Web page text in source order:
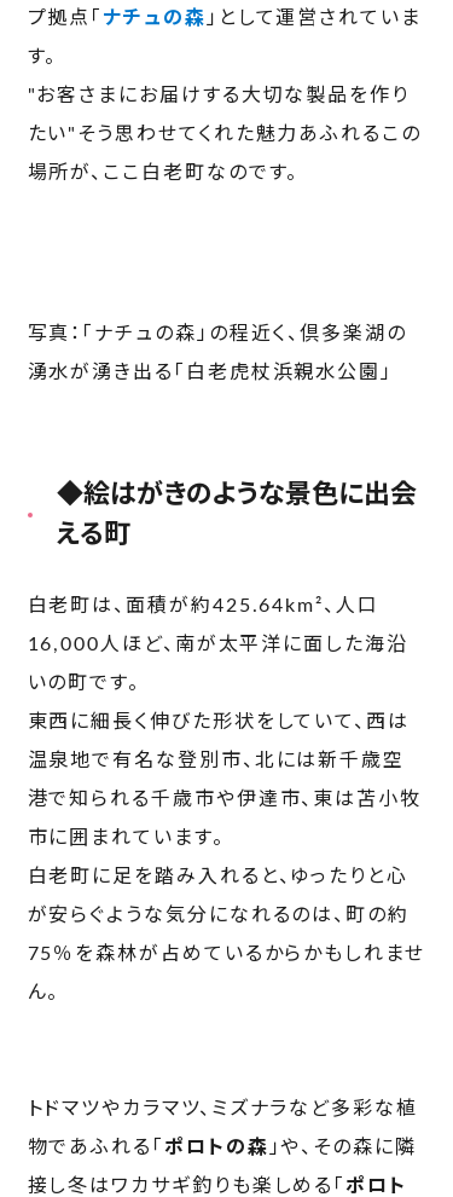
プ拠点「 ナチュの森 」として運営されていま
す。
"お客さまにお届けする大切な製品を作り
たい"そう思わせてくれた魅力あふれるこの
場所が、ここ白老町なのです。
写真：「ナチュの森」の程近く、倶多楽湖の
湧水が湧き出る「白老虎杖浜親水公園」
◆絵はがきのような景色に出会
える町
白老町は、面積が約425.64km²、人口
16,000人ほど、南が太平洋に面した海沿
いの町です。
東西に細長く伸びた形状をしていて、西は
温泉地で有名な登別市、北には新千歳空
港で知られる千歳市や伊達市、東は苫小牧
市に囲まれています。
白老町に足を踏み入れると、ゆったりと心
が安らぐような気分になれるのは、町の約
75％を森林が占めているからかもしれませ
ん。
トドマツやカラマツ、ミズナラなど多彩な植
物であふれる「 ポロトの森 」や、その森に隣
接し冬はワカサギ釣りも楽しめる「ポロト